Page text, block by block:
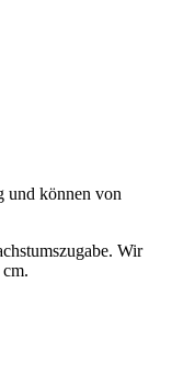
und können von
Wir